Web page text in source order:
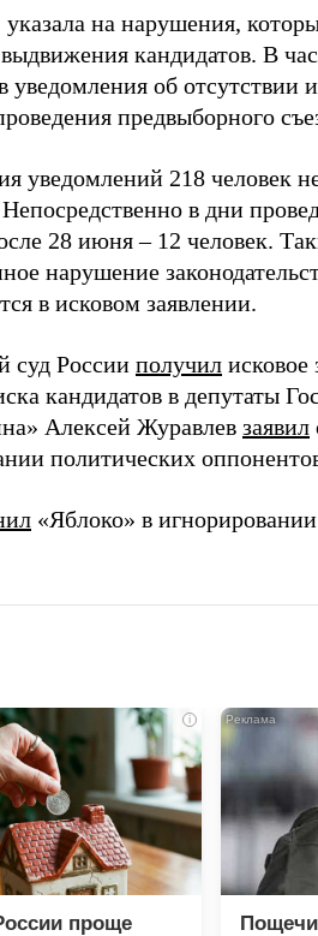
на нарушения,
кандидатов. В
уведомления об отсутствии
предвыборного
уведомлений 218 человек
в дни
28 июня – 12 человек.
нарушение
в исковом заявлении.
суд России получил исковое
кандидатов в депутаты
Алексей Журавлев заявил
политических
«Яблоко» в
i
проще